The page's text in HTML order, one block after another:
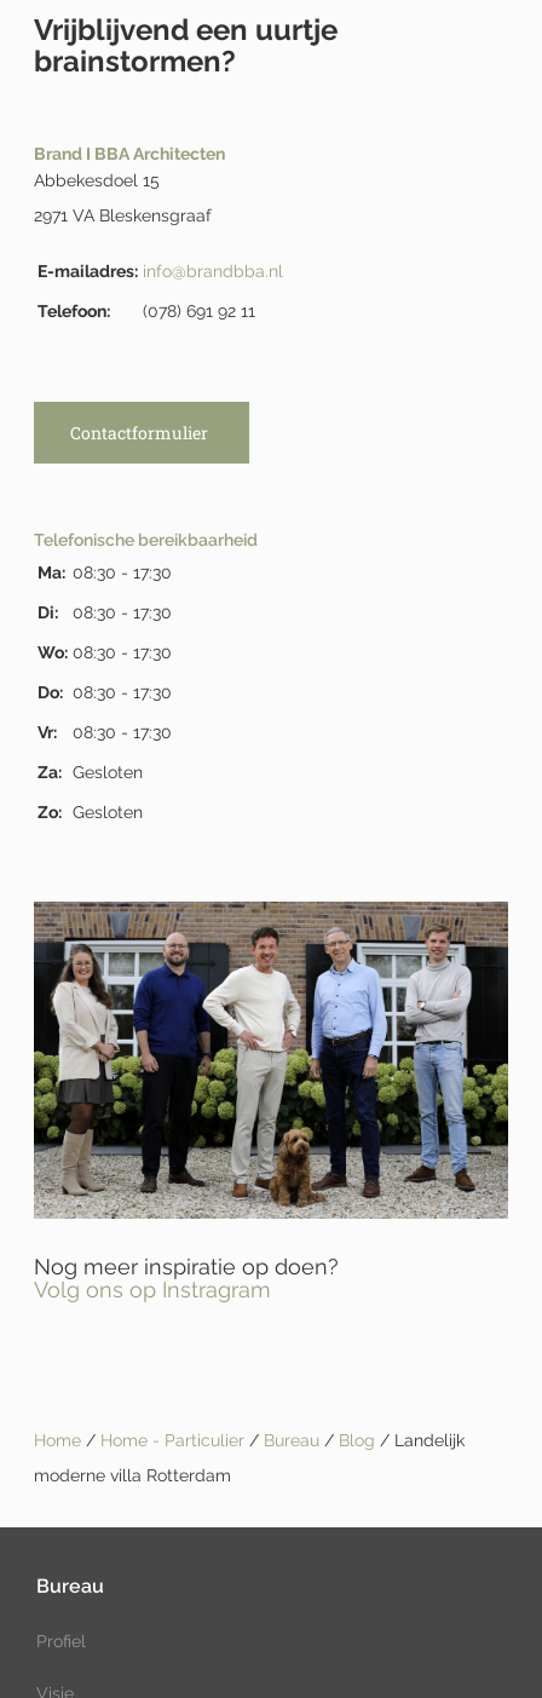
Vrijblijvend een uurtje
brainstormen?
Brand I BBA Architecten
Abbekesdoel 15
2971 VA Bleskensgraaf
E-mailadres: info@brandbba.nl
Telefoon: (078) 691 92 11
Contactformulier
Telefonische bereikbaarheid
Ma: 08:30 - 17:30
Di: 08:30 - 17:30
Wo: 08:30 - 17:30
Do: 08:30 - 17:30
Vr: 08:30 - 17:30
Za: Gesloten
Zo: Gesloten
Nog meer inspiratie op doen?
Volg ons op Instragram
Home / Home - Particulier / Bureau / Blog / Landelijk
moderne villa Rotterdam
Bureau
Profiel
Visie